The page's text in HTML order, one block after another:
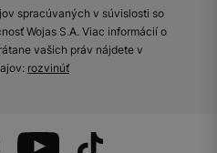
spracúvaných v súvislosti so
Wojas S.A. Viac informácií o
vašich práv nájdete v
rozvinúť